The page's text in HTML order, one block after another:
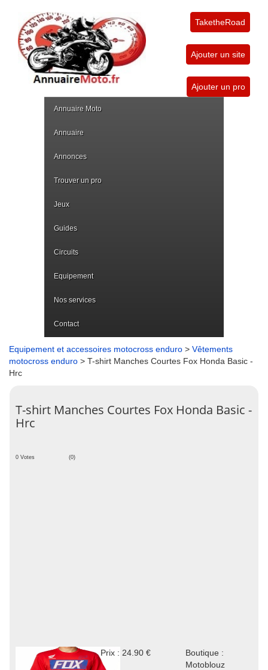
TaketheRoad
Ajouter un site
Ajouter un pro
Annuaire Moto
Annuaire
Annonces
Trouver un pro
Jeux
Guides
Circuits
Equipement
Nos services
Contact
Equipement et accessoires motocross enduro > Vêtements
motocross enduro > T-shirt Manches Courtes Fox Honda Basic -
Hrc
T-shirt Manches Courtes Fox Honda Basic -
Hrc
0 Votes (0)
Prix : 24.90 €
Boutique :
Motoblouz